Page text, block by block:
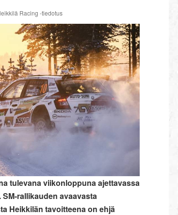
Racing -tiedotus
tulevana viikonloppuna ajettavassa
rallikauden avaavasta
Heikkilän tavoitteena on ehjä